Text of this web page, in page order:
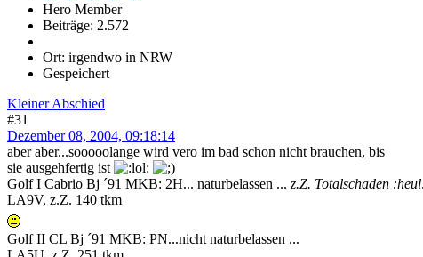
Hero Member
Beiträge: 2.572
Ort: irgendwo in NRW
Gespeichert
Kleiner Abschied
#31
Dezember 08, 2004, 09:18:14
aber aber...sooooolange wird vero im bad schon nicht brauchen, bis
sie ausgehfertig ist
Golf I Cabrio Bj ´91 MKB: 2H... naturbelassen ... z.Z. Totalschaden
LA9V, z.Z. 140 tkm
Golf II CL Bj ´91 MKB: PN...nicht naturbelassen ...